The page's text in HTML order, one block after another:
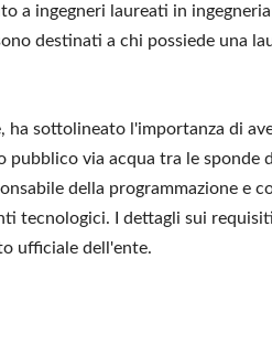
a ingegneri laureati in
destinati a chi possiede una
sottolineato l'importanza di
via acqua tra le sponde
della programmazione e
tecnologici. I dettagli sui
ufficiale dell'ente.